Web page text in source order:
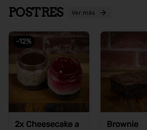
POSTRES Ver más
-12%
2x Cheesecake a
Brownie